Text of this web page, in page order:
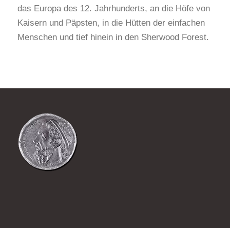
das Europa des 12. Jahrhunderts, an die Höfe von
Kaisern und Päpsten, in die Hütten der einfachen
Menschen und tief hinein in den Sherwood Forest.